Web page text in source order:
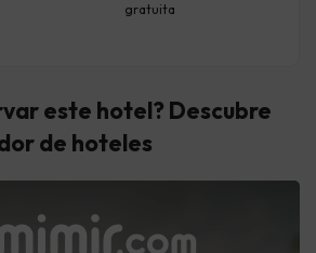
gratuita
este hotel? Descubre
de hoteles